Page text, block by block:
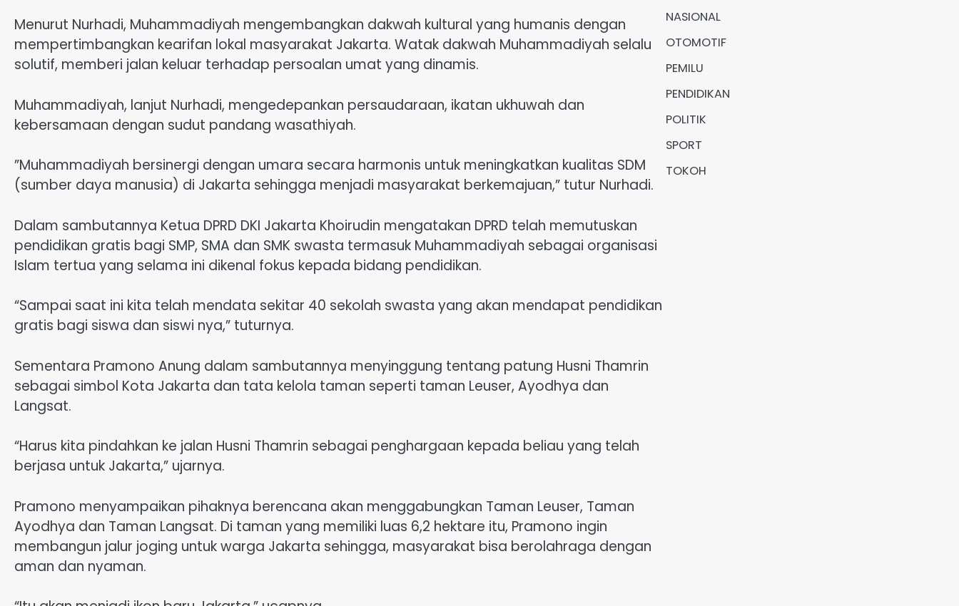
Menurut Nurhadi, Muhammadiyah mengembangkan dakwah kultural yang humanis dengan
mempertimbangkan kearifan lokal masyarakat Jakarta. Watak dakwah Muhammadiyah selalu
solutif, memberi jalan keluar terhadap persoalan umat yang dinamis.
Muhammadiyah, lanjut Nurhadi, mengedepankan persaudaraan, ikatan ukhuwah dan
kebersamaan dengan sudut pandang wasathiyah.
”Muhammadiyah bersinergi dengan umara secara harmonis untuk meningkatkan kualitas SDM
(sumber daya manusia) di Jakarta sehingga menjadi masyarakat berkemajuan,” tutur Nurhadi.
Dalam sambutannya Ketua DPRD DKI Jakarta Khoirudin mengatakan DPRD telah memutuskan
pendidikan gratis bagi SMP, SMA dan SMK swasta termasuk Muhammadiyah sebagai organisasi
Islam tertua yang selama ini dikenal fokus kepada bidang pendidikan.
“Sampai saat ini kita telah mendata sekitar 40 sekolah swasta yang akan mendapat pendidikan
gratis bagi siswa dan siswi nya,” tuturnya.
Sementara Pramono Anung dalam sambutannya menyinggung tentang patung Husni Thamrin
sebagai simbol Kota Jakarta dan tata kelola taman seperti taman Leuser, Ayodhya dan
Langsat.
“Harus kita pindahkan ke jalan Husni Thamrin sebagai penghargaan kepada beliau yang telah
berjasa untuk Jakarta,” ujarnya.
Pramono menyampaikan pihaknya berencana akan menggabungkan Taman Leuser, Taman
Ayodhya dan Taman Langsat. Di taman yang memiliki luas 6,2 hektare itu, Pramono ingin
membangun jalur joging untuk warga Jakarta sehingga, masyarakat bisa berolahraga dengan
aman dan nyaman.
NASIONAL
OTOMOTIF
PEMILU
PENDIDIKAN
POLITIK
SPORT
TOKOH